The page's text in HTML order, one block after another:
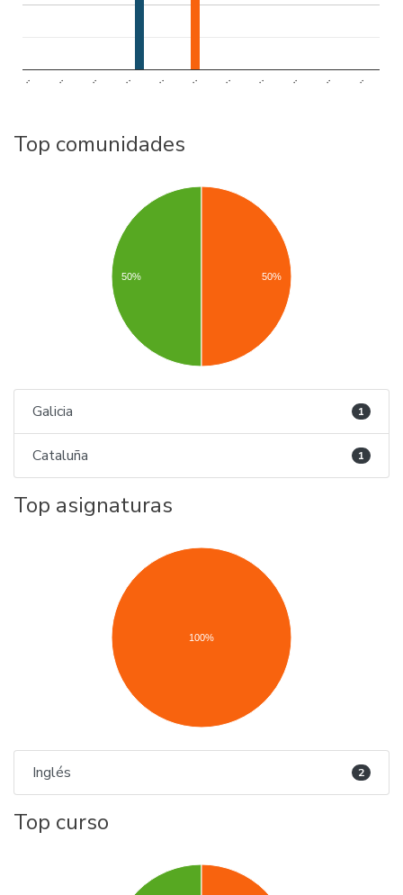
.. .. .. .. .. .. .. .. .. .. ..
Top comunidades
50% 50%
Galicia 1
Cataluña 1
Top asignaturas
100%
Inglés 2
Top curso